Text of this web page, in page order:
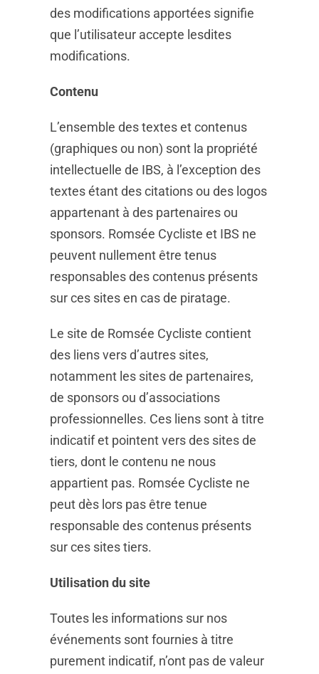
des modifications apportées signifie
que l’utilisateur accepte lesdites
modifications.
Contenu
L’ensemble des textes et contenus
(graphiques ou non) sont la propriété
intellectuelle de IBS, à l’exception des
textes étant des citations ou des logos
appartenant à des partenaires ou
sponsors. Romsée Cycliste et IBS ne
peuvent nullement être tenus
responsables des contenus présents
sur ces sites en cas de piratage.
Le site de Romsée Cycliste contient
des liens vers d’autres sites,
notamment les sites de partenaires,
de sponsors ou d’associations
professionnelles. Ces liens sont à titre
indicatif et pointent vers des sites de
tiers, dont le contenu ne nous
appartient pas. Romsée Cycliste ne
peut dès lors pas être tenue
responsable des contenus présents
sur ces sites tiers.
Utilisation du site
Toutes les informations sur nos
événements sont fournies à titre
purement indicatif, n’ont pas de valeur